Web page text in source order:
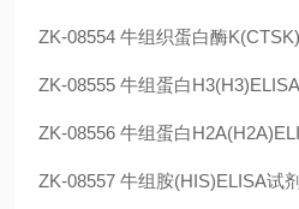
ZK-08554 牛组织蛋白酶
ZK-08555 牛组蛋白
ZK-08556 牛组蛋白
ZK-08557 牛组胺(HIS)ELISA试